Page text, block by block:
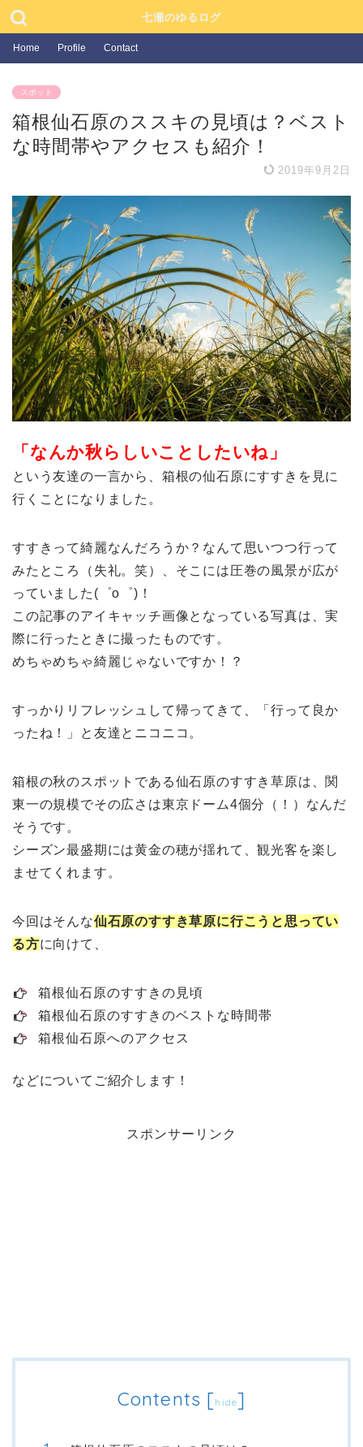
七瀬のゆるログ
Home Profile Contact
スポット
箱根仙石原のススキの見頃は？ベスト
な時間帯やアクセスも紹介！
2019年9月2日
「なんか秋らしいことしたいね」
という友達の一言から、箱根の仙石原にすすきを見に
行くことになりました。
すすきって綺麗なんだろうか？なんて思いつつ行って
みたところ（失礼。笑）、そこには圧巻の風景が広が
っていました(゜o゜)！
この記事のアイキャッチ画像となっている写真は、実
際に行ったときに撮ったものです。
めちゃめちゃ綺麗じゃないですか！？
すっかりリフレッシュして帰ってきて、「行って良か
ったね！」と友達とニコニコ。
箱根の秋のスポットである仙石原のすすき草原は、関
東一の規模でその広さは東京ドーム4個分（！）なんだ
そうです。
シーズン最盛期には黄金の穂が揺れて、観光客を楽し
ませてくれます。
今回はそんな仙石原のすすき草原に行こうと思ってい
る方に向けて、
箱根仙石原のすすきの見頃
箱根仙石原のすすきのベストな時間帯
箱根仙石原へのアクセス
などについてご紹介します！
スポンサーリンク
Contents [hide]